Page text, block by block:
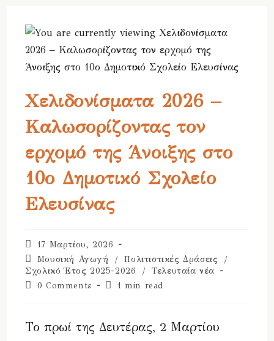
Χελιδονίσματα 2026 –
Καλωσορίζοντας τον
ερχομό της Άνοιξης στο
10ο Δημοτικό Σχολείο
Ελευσίνας
Post
published:
17 Μαρτίου, 2026
Post
category:
Μουσική Αγωγή / Πολιτιστικές Δράσεις
/
Σχολικό Έτος 2025-2026
/
Τελευταία νέα
Post0 Comments
Reading
1 min read
Το πρωί της Δευτέρας, 2 Μαρτίου